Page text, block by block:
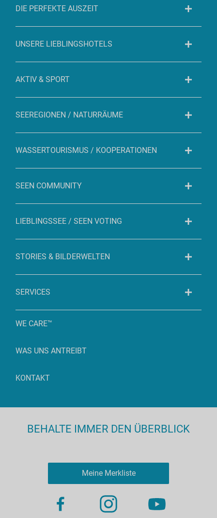
DIE PERFEKTE AUSZEIT
UNSERE LIEBLINGSHOTELS
AKTIV & SPORT
SEEREGIONEN / NATURRÄUME
WASSERTOURISMUS / KOOPERATIONEN
SEEN COMMUNITY
LIEBLINGSSEE / SEEN VOTING
STORIES & BILDERWELTEN
SERVICES
WE CARE™
WAS UNS ANTREIBT
KONTAKT
BEHALTE IMMER DEN ÜBERBLICK
Meine Merkliste